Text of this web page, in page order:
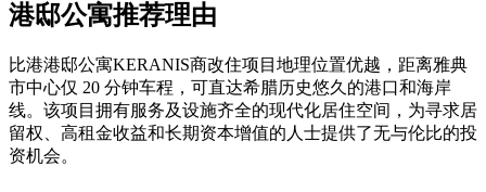
港邸公寓推荐理由
比港港邸公寓KERANIS商改住项目地理位置优越，距离雅典
市中心仅 20 分钟车程，可直达希腊历史悠久的港口和海岸
线。该项目拥有服务及设施齐全的现代化居住空间，为寻求居
留权、高租金收益和长期资本增值的人士提供了无与伦比的投
资机会。